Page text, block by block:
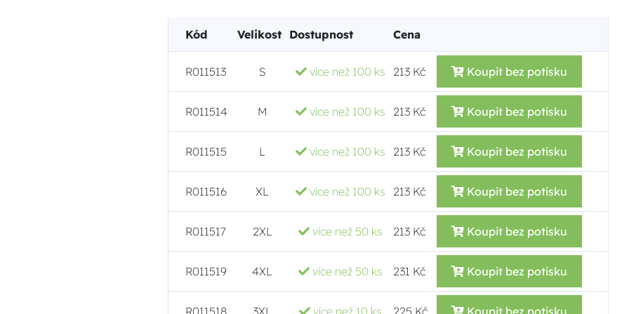
Kód Velikost Dostupnost Cena
R011513 S více než 100 ks 213 Kč Koupit bez potisku
R011514 M více než 100 ks 213 Kč Koupit bez potisku
R011515 L více než 100 ks 213 Kč Koupit bez potisku
R011516 XL více než 100 ks 213 Kč Koupit bez potisku
R011517 2XL více než 50 ks 213 Kč Koupit bez potisku
R011519 4XL více než 50 ks 231 Kč Koupit bez potisku